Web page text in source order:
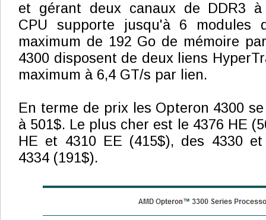
et gérant deux canaux de DDR3 à
CPU supporte jusqu'à 6 modules
maximum de 192 Go de mémoire
4300 disposent de deux liens
maximum à 6,4 GT/s par lien.
En terme de prix les Opteron 4300
à 501$. Le plus cher est le 4376 HE
HE et 4310 EE (415$), des 4330
4334 (191$).